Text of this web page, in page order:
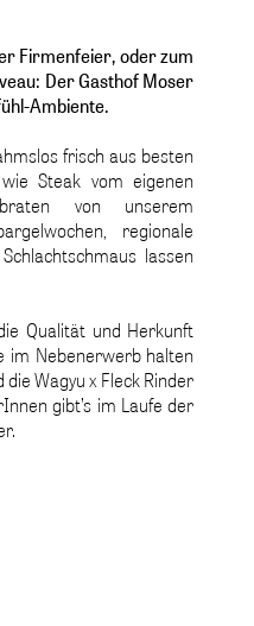
Firmenfeier, oder zum
Der Gasthof Moser
Ambiente.
frisch aus besten
Steak vom eigenen
von unserem
regionale
lassen
Qualität und Herkunft
im Nebenerwerb halten
Wagyu x Fleck Rinder
gibt’s im Laufe der